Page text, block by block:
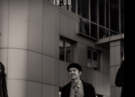
Ціна:
Литвиненко Рояль,) /Денис
Люлякін (Барабани,) /